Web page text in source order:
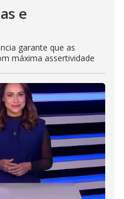
e
garante que as
máxima assertividade